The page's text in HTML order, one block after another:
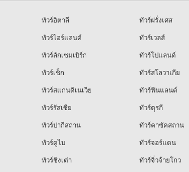
ทัวร์อิตาลี ทัวร์ฝรั่งเศส
ทัวร์ไอร์แลนด์ ทัวร์เวลส์
ทัวร์ลักเซมเบิร์ก ทัวร์โปแลนด์
ทัวร์เช็ก ทัวร์สโลวาเกีย
ทัวร์สแกนดิเนเวีย ทัวร์ฟินแลนด์
ทัวร์รัสเซีย ทัวร์ตุรกี
ทัวร์ปากีสถาน ทัวร์คาซัคสถาน
ทัวร์ดูไบ ทัวร์จอร์แดน
ทัวร์ชิงเต่า ทัวร์จิ่วจ้ายโกว